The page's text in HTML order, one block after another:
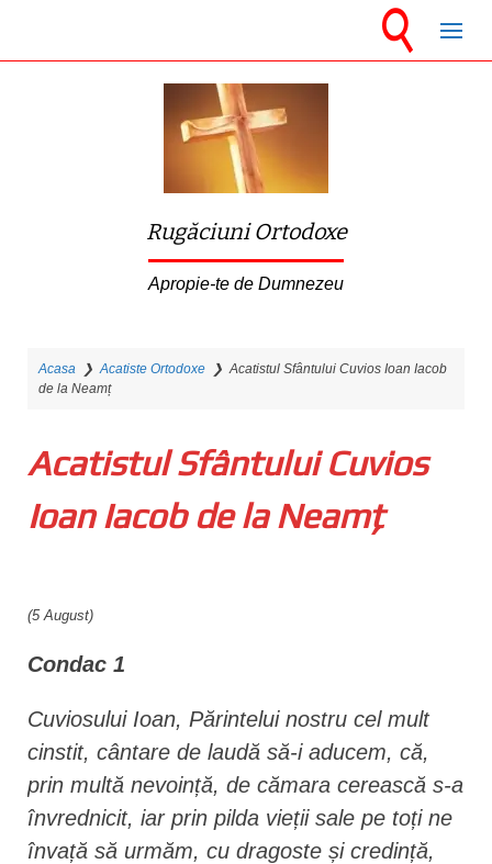
Rugăciuni Ortodoxe
Apropie-te de Dumnezeu
Acasa ❯Acatiste Ortodoxe ❯Acatistul Sfântului Cuvios Ioan Iacob
de la Neamț
Acatistul Sfântului Cuvios
Ioan Iacob de la Neamț
(5 August)
Condac 1
Cuviosului Ioan, Părintelui nostru cel mult
cinstit, cântare de laudă să-i aducem, că,
prin multă nevoință, de cămara cerească s-a
învrednicit, iar prin pilda vieții sale pe toți ne
învață să urmăm, cu dragoste și credință,